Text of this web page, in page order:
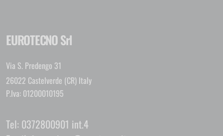
EUROTECNO Srl
Via S. Predengo 31
26022 Castelverde (CR) Italy
P.Iva: 01200010195
Tel: 0372800901 int.4